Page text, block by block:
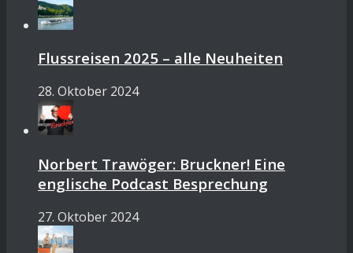
Flussreisen 2025 – alle Neuheiten
28. Oktober 2024
Norbert Trawöger: Bruckner! Eine
englische Podcast Besprechung
27. Oktober 2024